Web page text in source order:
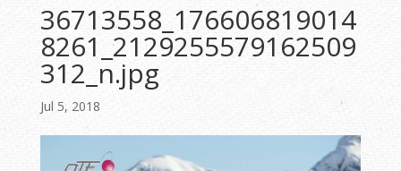
36713558_176606819014
8261_2129255579162509
312_n.jpg
Jul 5, 2018